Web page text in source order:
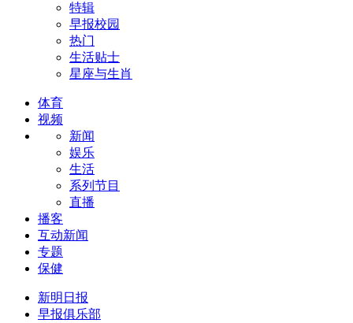
特辑
早报校园
热门
生活贴士
星座与生肖
体育
视频
新闻
娱乐
生活
系列节目
直播
播客
互动新闻
专题
保健
新明日报
早报俱乐部